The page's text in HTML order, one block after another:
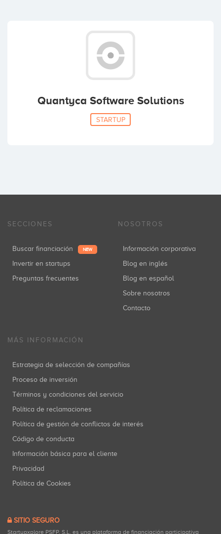
Quantyca Software Solutions
STARTUP
SECCIONES
Buscar financiación NEW
Invertir en startups
Preguntas frecuentes
NOSOTROS
Información corporativa
Blog en inglés
Blog en español
Sobre nosotros
Contacto
MÁS INFORMACIÓN
Estrategia de selección de compañías
Proceso de inversión
Términos y condiciones del servicio
Política de reclamaciones
Política de gestión de conflictos de interés
Código de conducta
Información básica para el cliente
Privacidad
Política de Cookies
SITIO SEGURO
Startupxplore PSFP, S.L. es una plataforma de financiación participativa